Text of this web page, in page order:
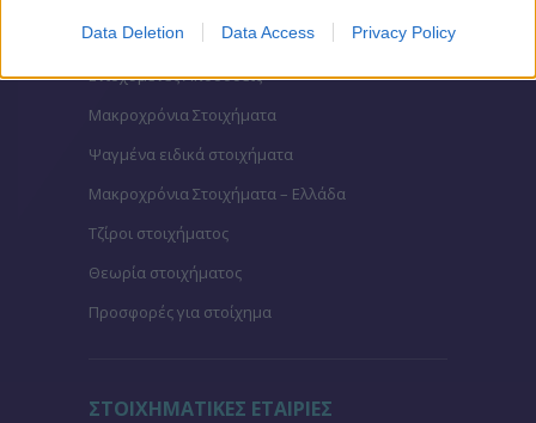
Data Deletion Data Access Privacy Policy
Αναλύσεις αγώνων
Ενισχυμένες Αποδόσεις
Μακροχρόνια Στοιχήματα
Ψαγμένα ειδικά στοιχήματα
Μακροχρόνια Στοιχήματα – Ελλάδα
Τζίροι στοιχήματος
Θεωρία στοιχήματος
Προσφορές για στοίχημα
ΣΤΟΙΧΗΜΑΤΙΚΕΣ ΕΤΑΙΡΙΕΣ